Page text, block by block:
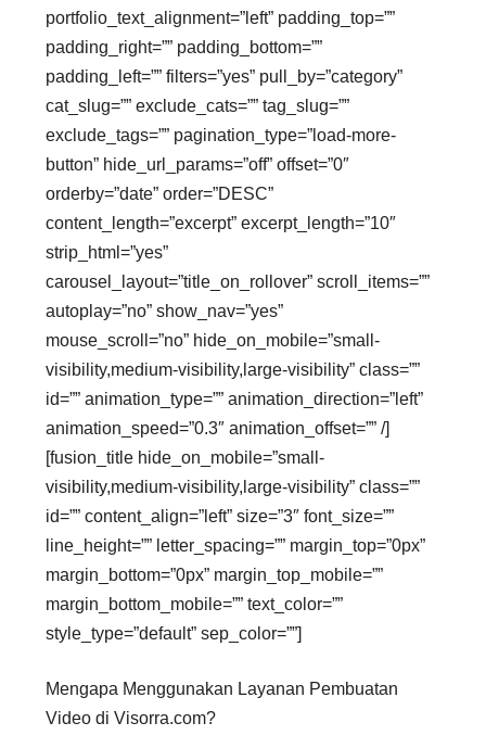
portfolio_text_alignment=”left” padding_top=””
padding_right=”” padding_bottom=””
padding_left=”” filters=”yes” pull_by=”category”
cat_slug=”” exclude_cats=”” tag_slug=””
exclude_tags=”” pagination_type=”load-more-
button” hide_url_params=”off” offset=”0″
orderby=”date” order=”DESC”
content_length=”excerpt” excerpt_length=”10″
strip_html=”yes”
carousel_layout=”title_on_rollover” scroll_items=””
autoplay=”no” show_nav=”yes”
mouse_scroll=”no” hide_on_mobile=”small-
visibility,medium-visibility,large-visibility” class=””
id=”” animation_type=”” animation_direction=”left”
animation_speed=”0.3″ animation_offset=”” /]
[fusion_title hide_on_mobile=”small-
visibility,medium-visibility,large-visibility” class=””
id=”” content_align=”left” size=”3″ font_size=””
line_height=”” letter_spacing=”” margin_top=”0px”
margin_bottom=”0px” margin_top_mobile=””
margin_bottom_mobile=”” text_color=””
style_type=”default” sep_color=””]
Mengapa Menggunakan Layanan Pembuatan
Video di Visorra.com?